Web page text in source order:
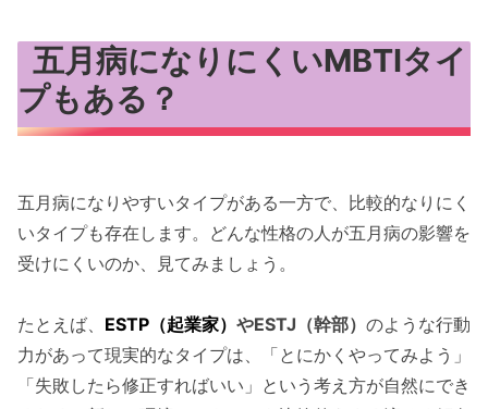
五月病になりにくいMBTIタイ
プもある？
五月病になりやすいタイプがある一方で、比較的なりにく
いタイプも存在します。どんな性格の人が五月病の影響を
受けにくいのか、見てみましょう。
たとえば、 ESTP（起業家） やESTJ（幹部） のような行動
力があって現実的なタイプは、「とにかくやってみよう」
「失敗したら修正すればいい」という考え方が自然にでき